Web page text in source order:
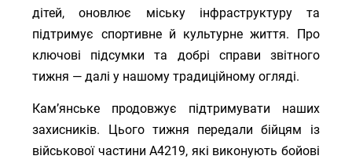
дітей, оновлює міську інфраструктуру та
підтримує спортивне й культурне життя. Про
ключові підсумки та добрі справи звітного
тижня — далі у нашому традиційному огляді.
Кам’янське продовжує підтримувати наших
захисників. Цього тижня передали бійцям із
військової частини А4219, які виконують бойові